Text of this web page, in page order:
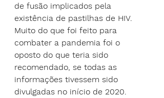
de fusão implicados pela
existência de pastilhas de HIV.
Muito do que foi feito para
combater a pandemia foi o
oposto do que teria sido
recomendado, se todas as
informações tivessem sido
divulgadas no início de 2020.